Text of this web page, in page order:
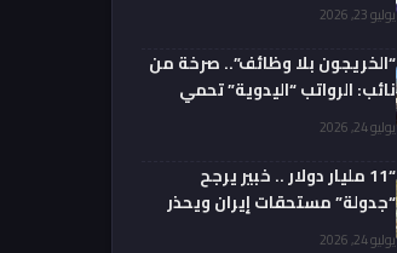
يوليو 23, 2026
“الخريجون بلا وظائف”.. صرخة من
نائب: الرواتب “اليدوية” تحمي
الفضائيين!يوليو 24, 2026
“11 مليار دولار .. خبير يرجح
“جدولة” مستحقات إيران ويحذر
من السداد الفورييوليو 24, 2026